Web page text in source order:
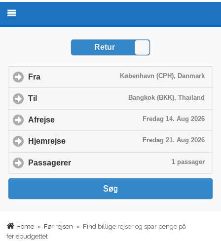
Home » Før rejsen » Find billige rejser og spar penge på
feriebudgettet